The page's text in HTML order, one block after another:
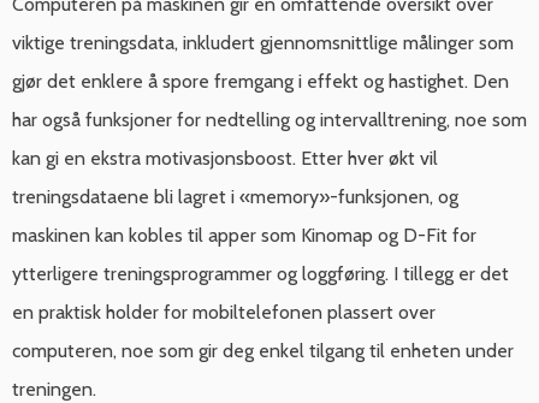
viktige treningsdata, inkludert gjennomsnittlige målinger som
gjør det enklere å spore fremgang i effekt og hastighet. Den
har også funksjoner for nedtelling og intervalltrening, noe som
kan gi en ekstra motivasjonsboost. Etter hver økt vil
treningsdataene bli lagret i «memory»-funksjonen, og
maskinen kan kobles til apper som Kinomap og D-Fit for
ytterligere treningsprogrammer og loggføring. I tillegg er det
en praktisk holder for mobiltelefonen plassert over
computeren, noe som gir deg enkel tilgang til enheten under
treningen.